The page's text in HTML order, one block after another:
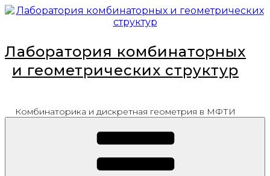
Перейти
Лаборатория комбинаторных
и геометрических структур
Комбинаторика и дискретная геометрия в МФТИ